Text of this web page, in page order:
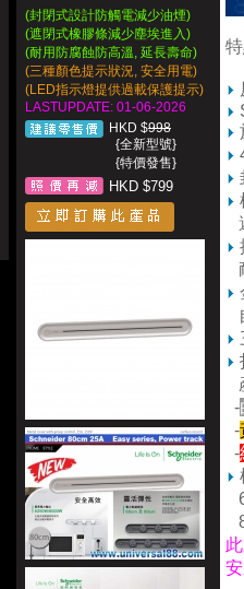
(封閉式設計防觸電減少油煙)
(遮閉式橡膠條減少塵埃進入)
(耐用防腐蝕防高溫, 延長壽命)
(三種顏色提示狀況, 安全用電)
(LED指示燈提供過載保護提示)
LASTUPDATE: 01-06-2026
HKD $998
{全新型號}
{特價發售}
HKD $799
-
-
-